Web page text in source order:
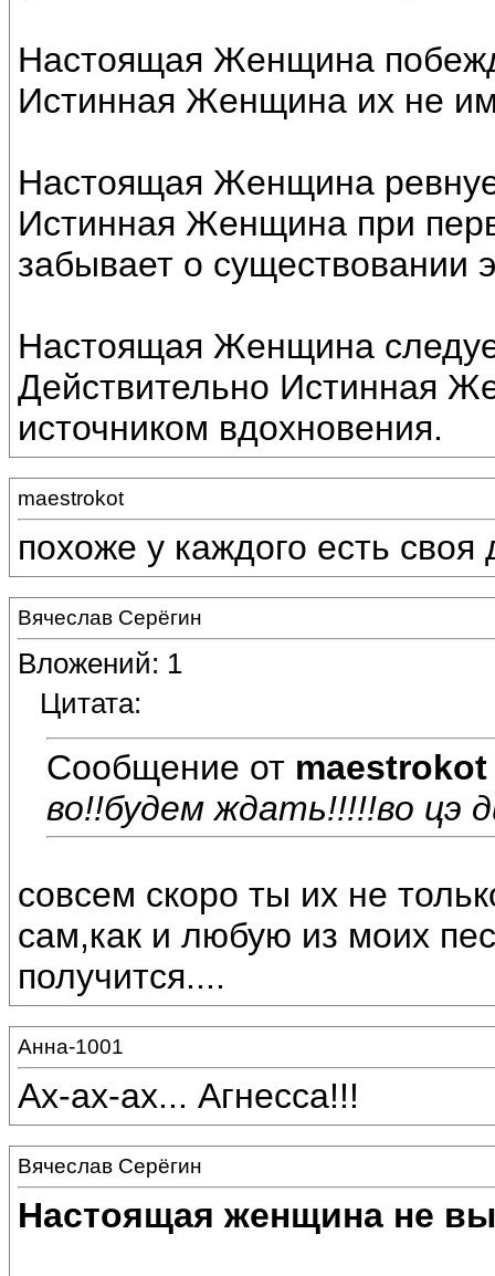
Настоящая Женщина
Истинная Женщина их не
Настоящая Женщина
Истинная Женщина при
забывает о существовании
Настоящая Женщина
Действительно Истинная
источником вдохновения.
maestrokot
похоже у каждого есть
Вячеслав Серёгин
Вложений: 1
Цитата:
Сообщение от maestrokot
во!!будем ждать!!!!!во цэ
совсем скоро ты их не
сам,как и любую из моих
получится....
Анна-1001
Ах-ах-ах... Агнесса!!!
Вячеслав Серёгин
Настоящая женщина не